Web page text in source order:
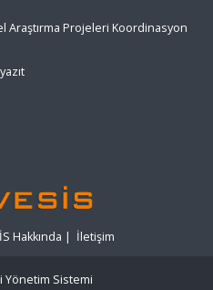
Araştırma Projeleri Koordinasyon
Hakkında | İletişim
Yönetim Sistemi